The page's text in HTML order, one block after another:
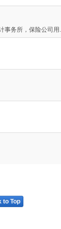
务所，保险公司用...
to Top